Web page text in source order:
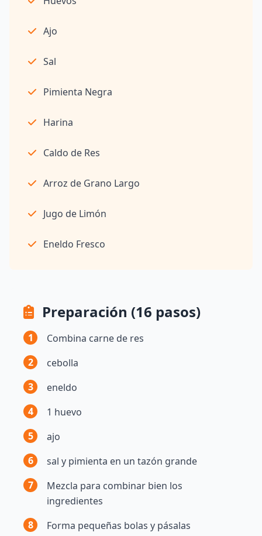
Ajo
Sal
Pimienta Negra
Harina
Caldo de Res
Arroz de Grano Largo
Jugo de Limón
Eneldo Fresco
Preparación (16 pasos)
1
Combina carne de res
2
cebolla
3
eneldo
4
1 huevo
5
ajo
6
sal y pimienta en un tazón grande
7
Mezcla para combinar bien los
ingredientes
8
Forma pequeñas bolas y pásalas